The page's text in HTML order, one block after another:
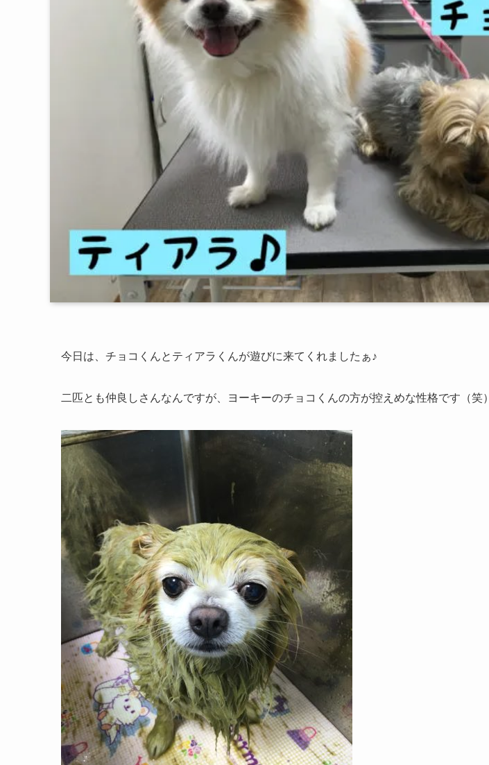
今日は、チョコくんとティアラくんが遊びに来てくれましたぁ♪
二匹とも仲良しさんなんですが、ヨーキーのチョコくんの方が控えめな性格です（笑）